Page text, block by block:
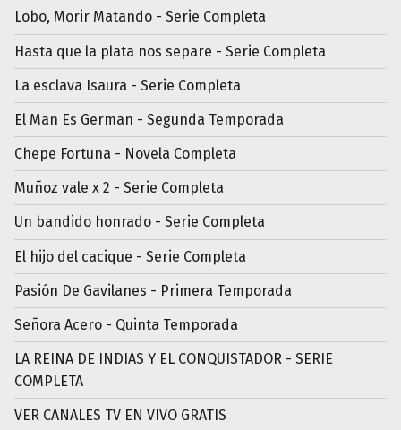
Lobo, Morir Matando - Serie Completa
Hasta que la plata nos separe - Serie Completa
La esclava Isaura - Serie Completa
El Man Es German - Segunda Temporada
Chepe Fortuna - Novela Completa
Muñoz vale x 2 - Serie Completa
Un bandido honrado - Serie Completa
El hijo del cacique - Serie Completa
Pasión De Gavilanes - Primera Temporada
Señora Acero - Quinta Temporada
LA REINA DE INDIAS Y EL CONQUISTADOR - SERIE
COMPLETA
VER CANALES TV EN VIVO GRATIS